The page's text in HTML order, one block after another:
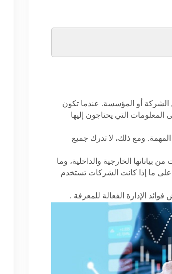
الشركة أو المؤسسة. عندما تكون
التي يحتاجون إليها
ومع ذلك، لا تدرك جميع
بياناتها الخارجية والداخلية، وما
على ما إذا كانت الشركات تستخدم
الإدارة الفعالة للمعرفة .